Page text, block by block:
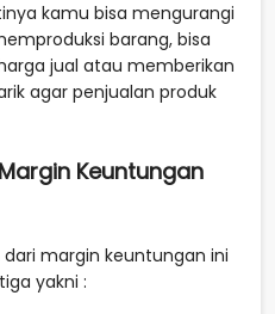
kamu bisa mengurangi
barang, bisa
jual atau memberikan
agar penjualan produk
Keuntungan
margin keuntungan ini
yakni :